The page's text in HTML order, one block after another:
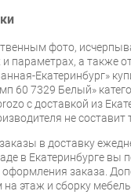
фото,
и параметрах, а также
Екатеринбург»
60 7329 Белый»
с доставкой из
не составит
в доставку
в Екатеринбурге вы
заказа.
на этаж и сборку